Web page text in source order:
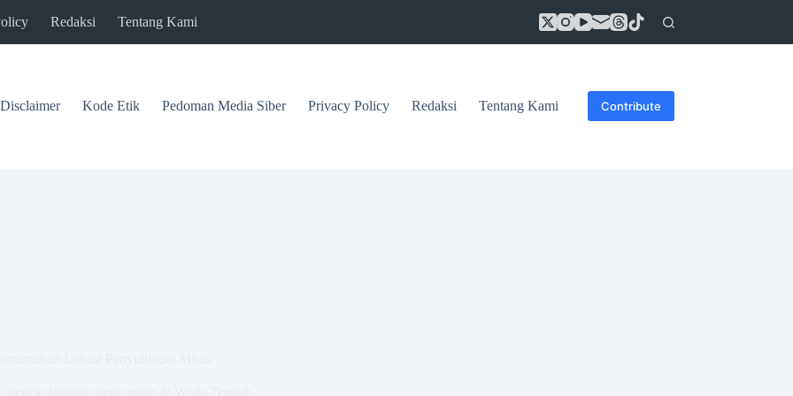
Redaksi Tentang Kami
Disclaimer Kode Etik Pedoman Media Siber Privacy Policy Redaksi Tentang Kami Contribute